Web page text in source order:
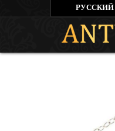
РУССКИЙ